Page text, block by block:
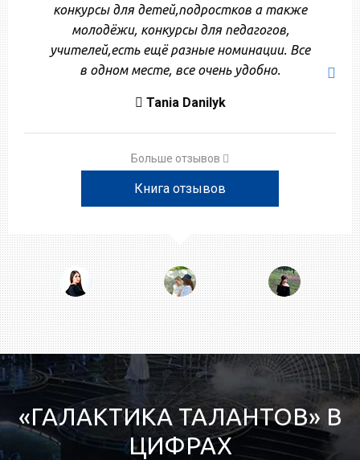
конкурсы для детей,подростков а также
молодёжи, конкурсы для педагогов,
учителей,есть ещё разные номинации. Все
в одном месте, все очень удобно.
Tania Danilyk
Больше отзывов
Книга отзывов
«ГАЛАКТИКА ТАЛАНТОВ» В
ЦИФРАХ